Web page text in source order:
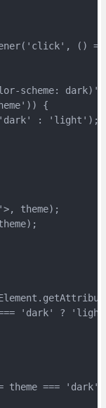
()
scheme:
{
: 'light');
theme);
'dark' ?
=== 'dark' ?